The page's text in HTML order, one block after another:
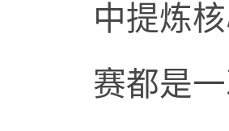
中提炼
赛都是